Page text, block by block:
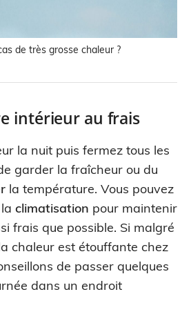
de très grosse chaleur ?
intérieur au frais
la nuit puis fermez tous les
garder la fraîcheur ou du
la température. Vous pouvez
climatisation pour maintenir
frais que possible. Si malgré
chaleur est étouffante chez
de passer quelques
dans un endroit